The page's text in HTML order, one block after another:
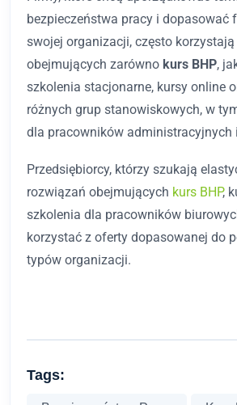
bezpieczeństwa pracy i dopasować
swojej organizacji, często
obejmujących zarówno kurs BHP,
szkolenia stacjonarne, kursy online
różnych grup stanowiskowych, w
dla pracowników administracyjnych
Przedsiębiorcy, którzy szukają
rozwiązań obejmujących kurs BHP,
szkolenia dla pracowników
korzystać z oferty dopasowanej do
typów organizacji.
Tags: